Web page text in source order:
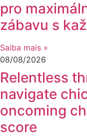
pro
zábavu s
Saiba mais »
08/08/2026
Relentless
navigate
oncoming
score